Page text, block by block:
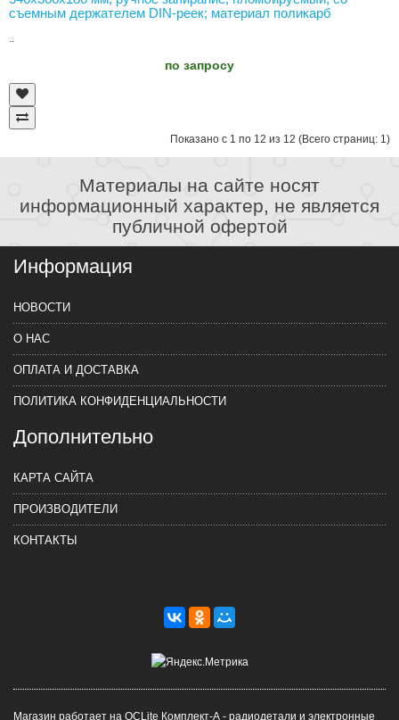
съемным держателем DIN-реек; материал поликарб
..
по запросу
Показано с 1 по 12 из 12 (Всего страниц: 1)
Материалы на сайте носят
информационный характер, не является
публичной офертой
Информация
НОВОСТИ
О НАС
ОПЛАТА И ДОСТАВКА
ПОЛИТИКА КОНФИДЕНЦИАЛЬНОСТИ
Дополнительно
КАРТА САЙТА
ПРОИЗВОДИТЕЛИ
КОНТАКТЫ
Магазин работает на OCLite Комплект-А - радиодетали и электронные